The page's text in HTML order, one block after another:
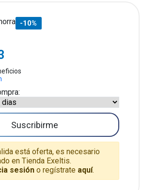
-10%
Suscribirme
está oferta, es necesario
en Tienda Exeltis.
sesióno regístrate aquí.